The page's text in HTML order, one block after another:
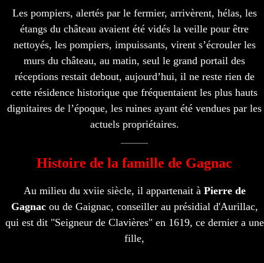
Les pompiers, alertés par le fermier, arrivèrent, hélas, les
étangs du château avaient été vidés la veille pour être
nettoyés, les pompiers, impuissants, virent s’écrouler les
murs du château, au matin, seul le grand portail des
réceptions restait debout, aujourd’hui, il ne reste rien de
cette résidence historique que fréquentaient les plus hauts
dignitaires de l’époque, les ruines ayant été vendues par les
actuels propriétaires.
Histoire de la famille de Gagnac
Au milieu du xviie siècle, il appartenait à Pierre de
Gagnacou de Gaignac, conseiller au présidial d'Aurillac,
qui est dit "Seigneur de Clavières" en 1619, ce dernier a une
fille,